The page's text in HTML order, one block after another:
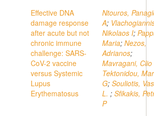
Effective DNA
damage response
after acute but not
chronic immune
challenge: SARS-
CoV-2 vaccine
versus Systemic
Lupus
Erythematosus
Ntouros,
A;
Nikolaos I;
Maria; Nezos,
Adrianos;
Mavragani, Clio
Tektonidou,
G; Souliotis,
L. ; Sfikakis,
P